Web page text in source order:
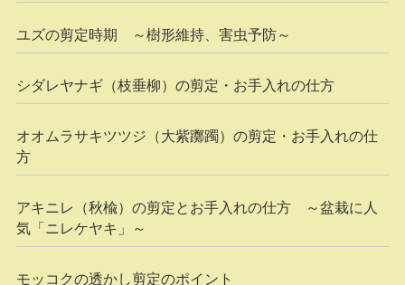
ユズの剪定時期 ～樹形維持、害虫予防～
シダレヤナギ（枝垂柳）の剪定・お手入れの仕方
オオムラサキツツジ（大紫躑躅）の剪定・お手入れの仕
方
アキニレ（秋楡）の剪定とお手入れの仕方 ～盆栽に人
気「ニレケヤキ」～
モッコクの透かし剪定のポイント